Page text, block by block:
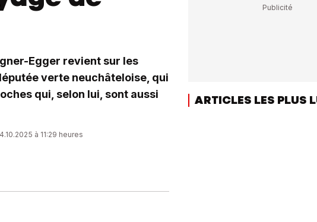
Egger revient sur les
verte neuchâteloise, qui
qui, selon lui, sont aussi
à 11:29 heures
ARTICLES LES PLUS